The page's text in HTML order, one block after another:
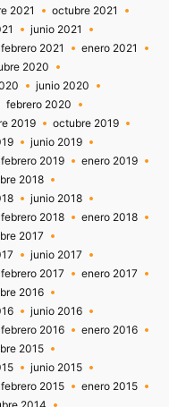
2021
octubre 2021
junio 2021
febrero 2021
enero 2021
2020
junio 2020
febrero 2020
2019
octubre 2019
junio 2019
febrero 2019
enero 2019
2018
junio 2018
febrero 2018
enero 2018
2017
junio 2017
febrero 2017
enero 2017
2016
junio 2016
febrero 2016
enero 2016
2015
junio 2015
febrero 2015
enero 2015